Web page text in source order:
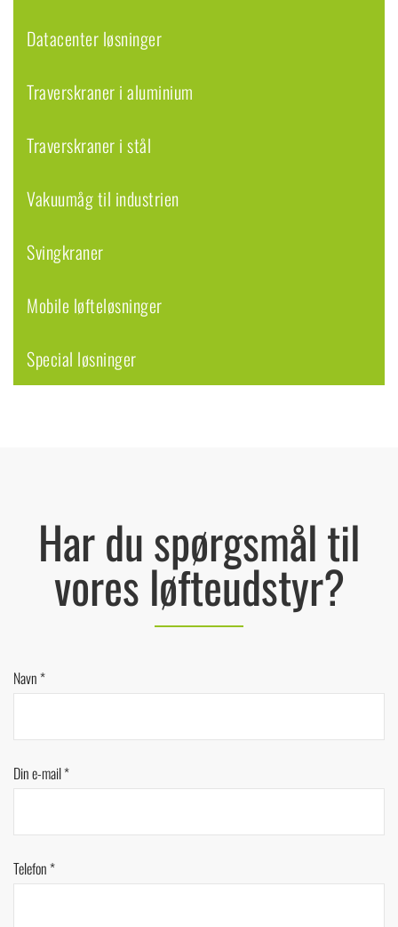
Datacenter løsninger
Traverskraner i aluminium
Traverskraner i stål
Vakuumåg til industrien
Svingkraner
Mobile løfteløsninger
Special løsninger
Har du spørgsmål til
vores løfteudstyr?
Navn *
Din e-mail *
Telefon *